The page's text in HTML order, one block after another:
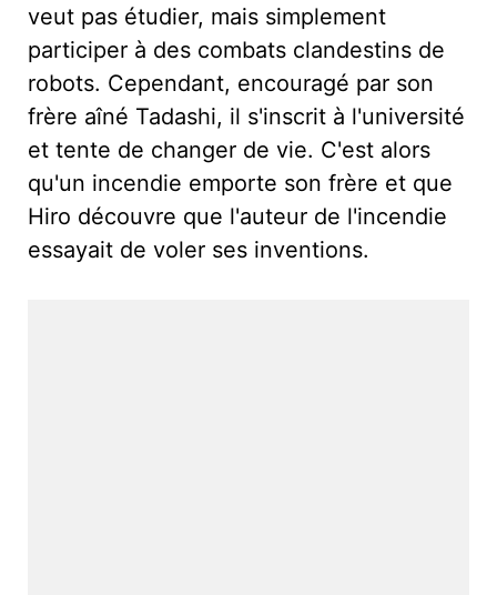
veut pas étudier, mais simplement
participer à des combats clandestins de
robots. Cependant, encouragé par son
frère aîné Tadashi, il s'inscrit à l'université
et tente de changer de vie. C'est alors
qu'un incendie emporte son frère et que
Hiro découvre que l'auteur de l'incendie
essayait de voler ses inventions.